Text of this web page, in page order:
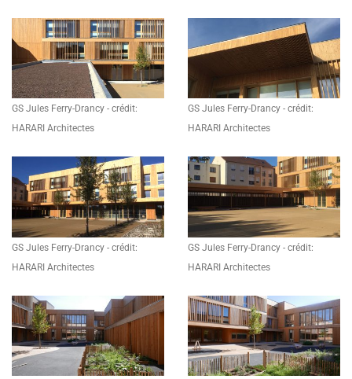
GS Jules Ferry-Drancy - crédit:
HARARI Architectes
GS Jules Ferry-Drancy - crédit:
HARARI Architectes
GS Jules Ferry-Drancy - crédit:
HARARI Architectes
GS Jules Ferry-Drancy - crédit:
HARARI Architectes